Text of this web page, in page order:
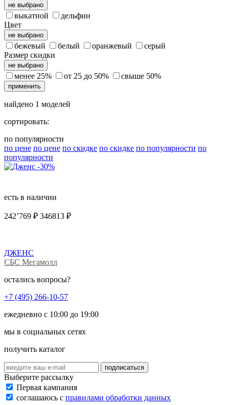
не выбрано
выкатной
дельфин
Цвет
не выбрано
бежевый белый оранжевый
серый
Размер скидки
не выбрано
менее 25% от 25 до 50% свыше 50%
применить
найдено 1 моделей
сортировать:
по популярности
по цене по цене по скидке по скидке по популярности по
популярности
-30%
есть в наличии
242’769 ₽ 346813 ₽
ДЖЕНС
СБС Мегамолл
остались вопросы?
+7 (495) 266-10-57
ежедневно с 10:00 до 19:00
мы в социальных сетях
получить каталог
подписаться
Выберите рассылку
Первая кампания
соглашаюсь с правилами обработки данных